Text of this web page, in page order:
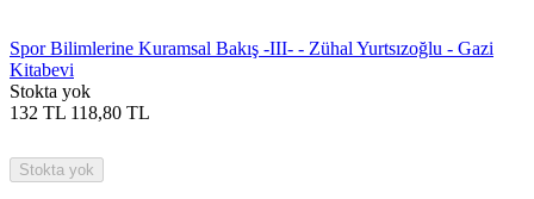
Spor Bilimlerine Kuramsal Bakış -III- - Zühal Yurtsızoğlu - Gazi
Kitabevi
Stokta yok
132 TL 118,80 TL
Stokta yok